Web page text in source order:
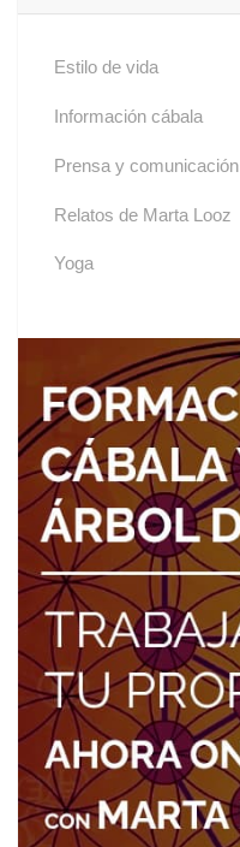
Estilo de vida
Información cábala
Prensa y comunicación
Relatos de Marta Looz
Yoga